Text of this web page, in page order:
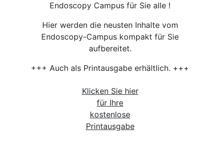
Endoscopy Campus für Sie alle !
Hier werden die neusten Inhalte vom
Endoscopy-Campus kompakt für Sie
aufbereitet.
+++ Auch als Printausgabe erhältlich. +++
Klicken Sie hier
für Ihre
kostenlose
Printausgabe